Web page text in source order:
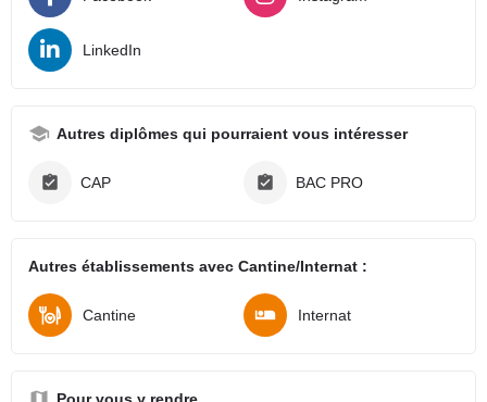
LinkedIn
Autres diplômes qui pourraient vous intéresser
CAP BAC PRO
Autres établissements avec Cantine/Internat :
Cantine Internat